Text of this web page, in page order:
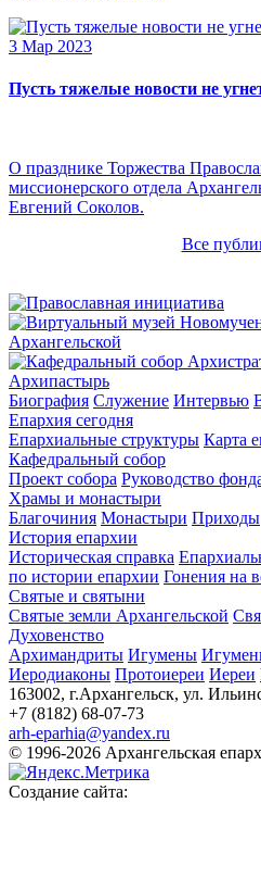
3 Мар 2023
Пусть тяжелые новости не
О празднике Торжества
миссионерского отдела
Евгений Соколов.
Все
Архипастырь
Биография Служение Интервью
Епархия сегодня
Епархиальные структуры Карта
Кафедральный собор
Проект собора Руководство
Храмы и монастыри
Благочиния Монастыри Приходы
История епархии
Историческая справка
по истории епархии Гонения на
Святые и святыни
Святые земли Архангельской
Духовенство
Архимандриты Игумены
Иеродиаконы Протоиереи Иереи
163002, г.Архангельск, ул.
+7 (8182) 68-07-73
arh-eparhia@yandex.ru
© 1996-2026 Архангельская
Создание сайта: